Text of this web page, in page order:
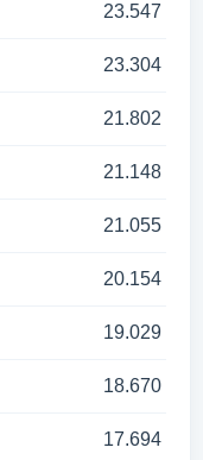
23.547
23.304
21.802
21.148
21.055
20.154
19.029
18.670
17.694